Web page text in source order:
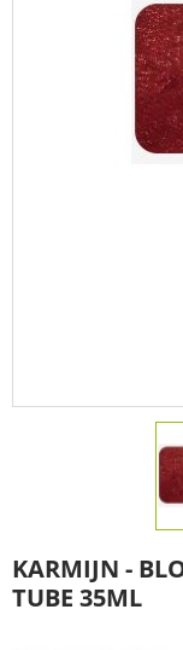
KARMIJN -
TUBE 35ML